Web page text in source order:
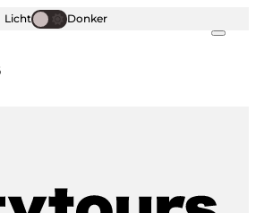
Licht Donker